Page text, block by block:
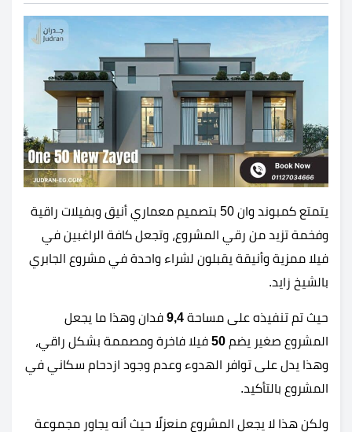
يتمتع كمبوند وان 50 بتصميم معماري أنيق وبفيلات راقية
وفخمة تزيد من رقي المشروع، وتجعل كافة الراغبين في
فيلا ممزية وأنيقة يقبلون لشراء واحدة في مشروع الجابري
بالشيخ زايد.
حيث تم تنفيذه على مساحة 9,4 فدان وهذا ما يجعل
المشروع صغير يضم 50 فيلا فاخرة ومصممة بشكل راقي،
وهذا يدل على توافر الهدوء وعدم وجود ازدحام سكاني في
المشروع بالتأكيد.
ولكن هذا لا يجعل المشروع منعزلًا حيث أنه يجاور مجموعة